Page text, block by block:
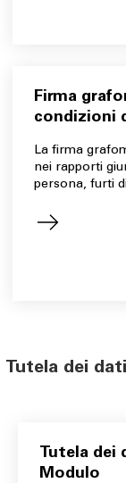
Firma
condizioni
La firma
nei rapporti
persona, furti
Tutela dei dati
Tutela dei
Modulo